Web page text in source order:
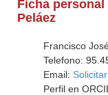
Ficha
Peláez
Francisco
Telefono:
Email:
Perfil en